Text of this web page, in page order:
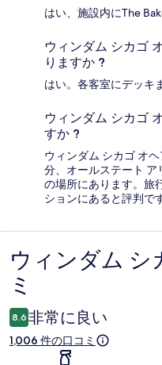
はい、施設内にThe
ウィンダム シカゴ
りますか ?
はい。各客室にデッキ
ウィンダム シカゴ
すか ?
ウィンダム シカゴ オ
分、オールステート ア
の場所にあります。旅
ションにあると評判です
口
コ
ミ
ウィンダム シ
ミ
8.6 非常に良い
1,006 件の口コミ